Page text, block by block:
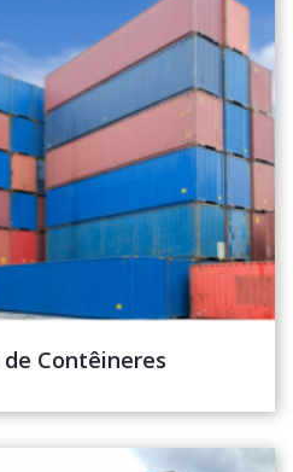
Contêineres